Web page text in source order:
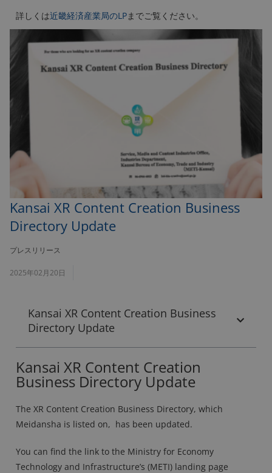
詳しくは近畿経済産業局のLPまでご覧ください。
Kansai XR Content Creation Business
Directory Update
プレスリリース
2025年02月20日
Kansai XR Content Creation Business
Directory Update
Kansai XR Content Creation
Business Directory Update
The XR Content Creation Business Directory, which
Meidansha is listed on, has been updated.
You can find the link to the Ministry for Economy
Technology and Infrastructure’s (METI) landing page